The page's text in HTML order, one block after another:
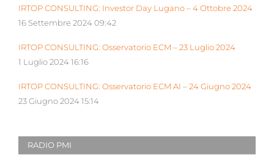
IRTOP CONSULTING: Investor Day Lugano – 4 Ottobre 2024
16 Settembre 2024 09:42
IRTOP CONSULTING: Osservatorio ECM – 23 Luglio 2024
1 Luglio 2024 16:16
IRTOP CONSULTING: Osservatorio ECM AI – 24 Giugno 2024
23 Giugno 2024 15:14
RADIO PMI